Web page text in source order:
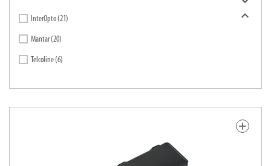

InterOpto(21)
Mantar(20)
Telcoline(6)
add